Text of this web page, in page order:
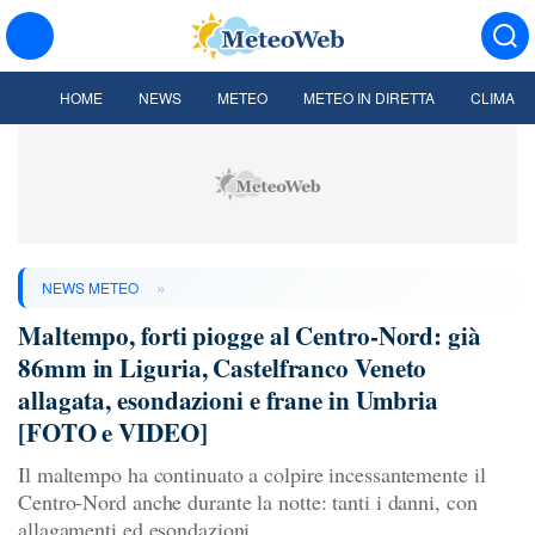
HOME NEWS METEO METEO IN DIRETTA CLIMA
NEWS METEO »
Maltempo, forti piogge al Centro-Nord: già
86mm in Liguria, Castelfranco Veneto
allagata, esondazioni e frane in Umbria
[FOTO e VIDEO]
Il maltempo ha continuato a colpire incessantemente il
Centro-Nord anche durante la notte: tanti i danni, con
allagamenti ed esondazioni